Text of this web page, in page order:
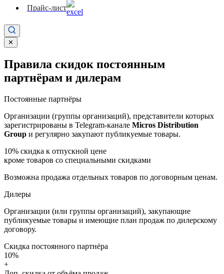
Прайс-лист
✕
Правила скидок постоянным
партнёрам и дилерам
Постоянные партнёры
Организации (группы организаций), представители которых
зарегистрированы в Telegram-канале Micros Distribution
Group и регулярно закупают публикуемые товары.
10% скидка к отпускной цене
кроме товаров со специальными скидками
Возможна продажа отдельных товаров по договорным ценам.
Дилеры
Организации (или группы организаций), закупающие
публикуемые товары и имеющие план продаж по дилерскому
договору.
Скидка постоянного партнёра
10%
+